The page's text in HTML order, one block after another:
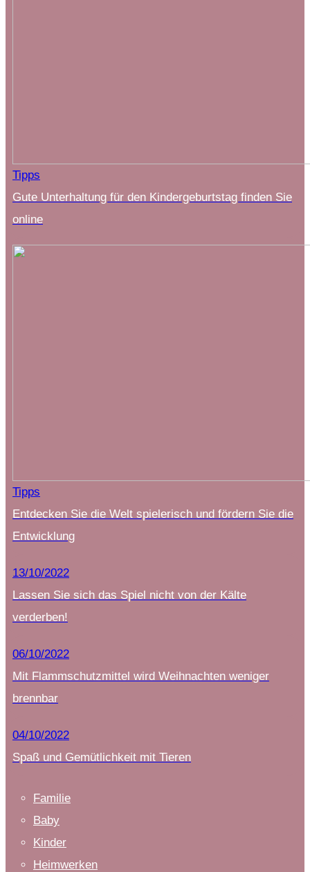
Tipps
Gute Unterhaltung für den Kindergeburtstag finden Sie
online
Tipps
Entdecken Sie die Welt spielerisch und fördern Sie die
Entwicklung
13/10/2022
Lassen Sie sich das Spiel nicht von der Kälte
verderben!
06/10/2022
Mit Flammschutzmittel wird Weihnachten weniger
brennbar
04/10/2022
Spaß und Gemütlichkeit mit Tieren
Familie
Baby
Kinder
Heimwerken